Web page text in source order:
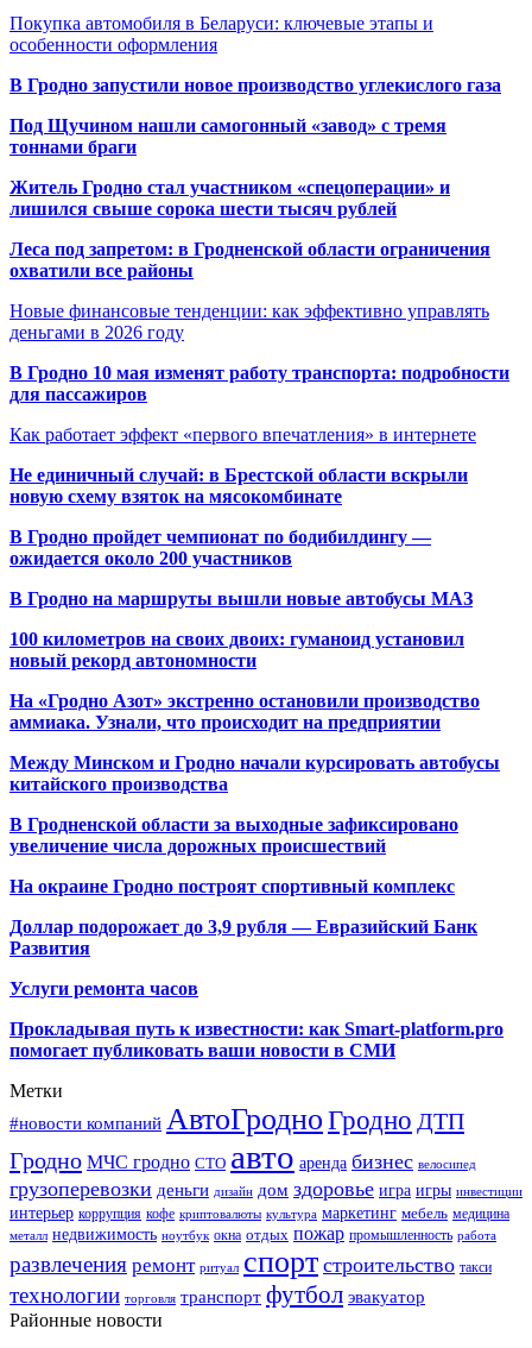
Покупка автомобиля в Беларуси: ключевые этапы и
особенности оформления
В Гродно запустили новое производство углекислого газа
Под Щучином нашли самогонный «завод» с тремя
тоннами браги
Житель Гродно стал участником «спецоперации» и
лишился свыше сорока шести тысяч рублей
Леса под запретом: в Гродненской области ограничения
охватили все районы
Новые финансовые тенденции: как эффективно управлять
деньгами в 2026 году
В Гродно 10 мая изменят работу транспорта: подробности
для пассажиров
Как работает эффект «первого впечатления» в интернете
Не единичный случай: в Брестской области вскрыли
новую схему взяток на мясокомбинате
В Гродно пройдет чемпионат по бодибилдингу —
ожидается около 200 участников
В Гродно на маршруты вышли новые автобусы МАЗ
100 километров на своих двоих: гуманоид установил
новый рекорд автономности
На «Гродно Азот» экстренно остановили производство
аммиака. Узнали, что происходит на предприятии
Между Минском и Гродно начали курсировать автобусы
китайского производства
В Гродненской области за выходные зафиксировано
увеличение числа дорожных происшествий
На окраине Гродно построят спортивный комплекс
Доллар подорожает до 3,9 рубля — Евразийский Банк
Развития
Услуги ремонта часов
Прокладывая путь к известности: как Smart-platform.pro
помогает публиковать ваши новости в СМИ
Метки
#новости компаний АвтоГродноГродно ДТП
Гродно МЧС гродно СТО авто аренда бизнес велосипед
грузоперевозки деньги дизайн дом здоровье игра игры инвестиции
интерьер коррупция кофе криптовалюты культура маркетинг мебель медицина
металл недвижимость ноутбук окна отдых пожар промышленность работа
развлечения ремонт ритуал спорт строительство такси
технологии торговля транспорт футбол эвакуатор
Районные новости